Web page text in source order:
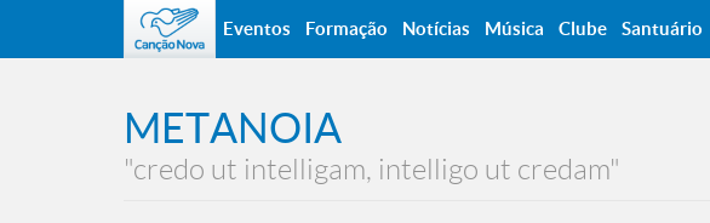
METANOIA
"credo ut intelligam, intelligo ut credam"
Eventos Formação Notícias Música Clube Santuário